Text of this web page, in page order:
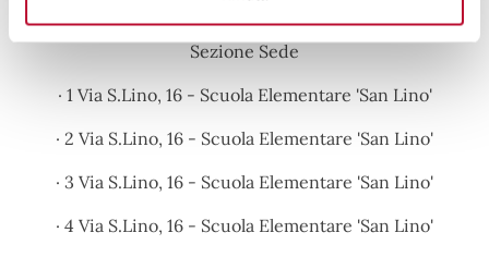
Sezione Sede
· 1 Via S.Lino, 16 - Scuola Elementare 'San Lino'
· 2 Via S.Lino, 16 - Scuola Elementare 'San Lino'
· 3 Via S.Lino, 16 - Scuola Elementare 'San Lino'
· 4 Via S.Lino, 16 - Scuola Elementare 'San Lino'